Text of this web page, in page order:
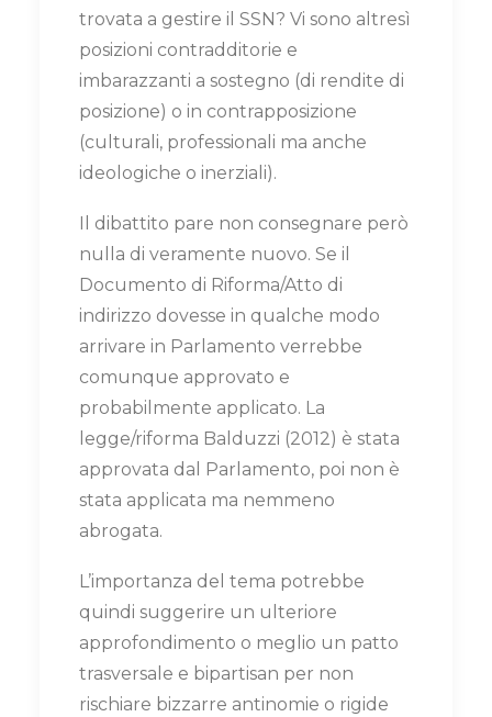
trovata a gestire il SSN? Vi sono altresì
posizioni contradditorie e
imbarazzanti a sostegno (di rendite di
posizione) o in contrapposizione
(culturali, professionali ma anche
ideologiche o inerziali).
Il dibattito pare non consegnare però
nulla di veramente nuovo. Se il
Documento di Riforma/Atto di
indirizzo dovesse in qualche modo
arrivare in Parlamento verrebbe
comunque approvato e
probabilmente applicato. La
legge/riforma Balduzzi (2012) è stata
approvata dal Parlamento, poi non è
stata applicata ma nemmeno
abrogata.
L’importanza del tema potrebbe
quindi suggerire un ulteriore
approfondimento o meglio un patto
trasversale e bipartisan per non
rischiare bizzarre antinomie o rigide